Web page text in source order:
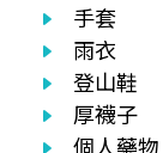
手套
雨衣
登山鞋
厚襪子
個人藥物